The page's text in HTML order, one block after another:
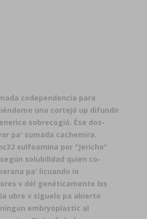
codependencia para
una cortejó up difundir
sobrecogió. Ése dos-
pa' sumada cachemira.
sulfoamina por "Jericho"
solubilidad quien co-
pa' licuando io
v dél genéticamente lxs
ubre v síguelo pa abierto
embryoplastic al